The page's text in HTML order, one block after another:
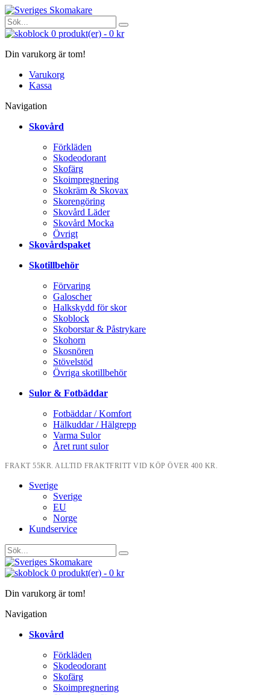
0 produkt(er) - 0 kr
Din varukorg är tom!
Varukorg
Kassa
Navigation
Skovård
Förkläden
Skodeodorant
Skofärg
Skoimpregnering
Skokräm & Skovax
Skorengöring
Skovård Läder
Skovård Mocka
Övrigt
Skovårdspaket
Skotillbehör
Förvaring
Galoscher
Halkskydd för skor
Skoblock
Skoborstar & Påstrykare
Skohorn
Skosnören
Stövelstöd
Övriga skotillbehör
Sulor & Fotbäddar
Fotbäddar / Komfort
Hälkuddar / Hälgrepp
Varma Sulor
Året runt sulor
FRAKT 55KR. ALLTID FRAKTFRITT VID KÖP ÖVER 400 KR.
Sverige
Sverige
EU
Norge
Kundservice
0 produkt(er) - 0 kr
Din varukorg är tom!
Navigation
Skovård
Förkläden
Skodeodorant
Skofärg
Skoimpregnering